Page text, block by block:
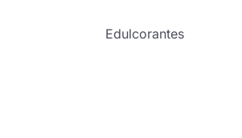
Edulcorantes